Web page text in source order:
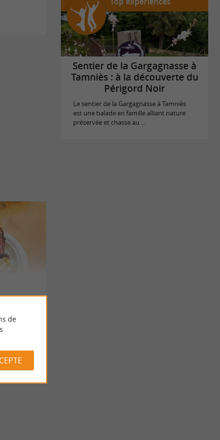
Sentier de la Gargagnasse à
Tamniès : à la découverte du
Périgord Noir
Le sentier de la Gargagnasse à Tamniès
est une balade en famille alliant nature
préservée et chasse au ...
de